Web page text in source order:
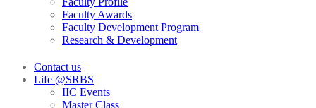
Faculty Awards
Faculty Development Program
Research & Development
Contact us
Life @SRBS
IIC Events
Master Class